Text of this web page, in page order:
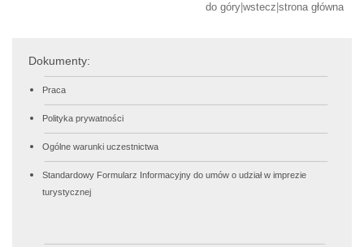
do góry wstecz strona główna
Dokumenty:
Praca
Polityka prywatności
Ogólne warunki uczestnictwa
Standardowy Formularz Informacyjny do umów o udział w imprezie
turystycznej